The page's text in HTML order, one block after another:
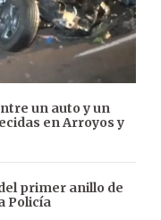
un auto y un
en Arroyos y
primer anillo de
Policía